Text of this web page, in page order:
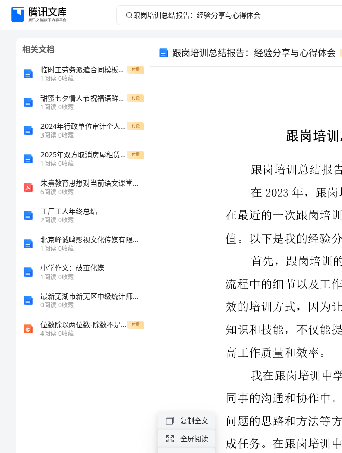
跟
相关文档
临时工劳务派遣合同模板2025年 付费
1阅读 0收藏
甜蜜七夕情人节祝福语鲜花卡片 付费
1阅读 0收藏
2024年行政单位审计个人工作总结与计划范例 付费
3阅读 0收藏
2025年双方取消房屋租赁合同范文纪要 付费
1阅读 0收藏
朱熹教育思想对当前语文课堂教学的启示
6阅读 0收藏
工厂工人年终总结
2阅读 0收藏
北京峰诚鸣影视文化传媒有限公司介绍企业发展分析报告
1阅读 0收藏
小学作文：破茧化蝶
1阅读 0收藏
最新芜湖市新芜区中级统计师《统计基础知识理论及相关知识》高分冲刺试卷含解析
0阅读 0收藏
位数除以两位数-除数不是整十 付费
4阅读 0收藏
跟岗培训总结报告：经验分享与心得体会
值。以下是我的经验分享与心得体会。
高工作质量和效率。
复制全文
全屏阅读